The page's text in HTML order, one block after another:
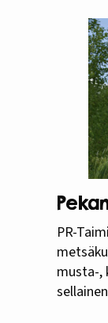
PR-
musta-,